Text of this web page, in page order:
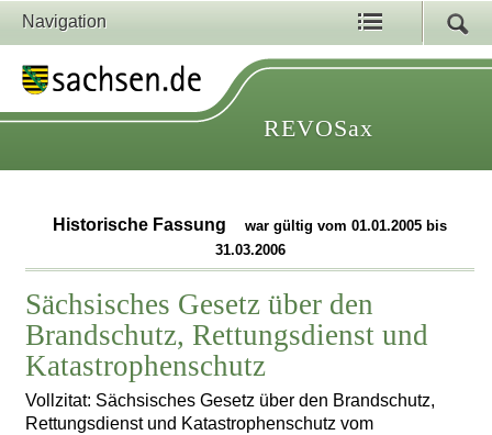
Navigation
REVOSax
Historische Fassung
war gültig vom 01.01.2005 bis
31.03.2006
Sächsisches Gesetz über den
Brandschutz, Rettungsdienst und
Katastrophenschutz
Vollzitat: Sächsisches Gesetz über den Brandschutz,
Rettungsdienst und Katastrophenschutz vom